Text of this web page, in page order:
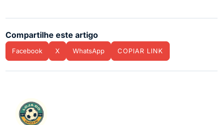
Compartilhe este artigo
Facebook X WhatsApp COPIAR LINK